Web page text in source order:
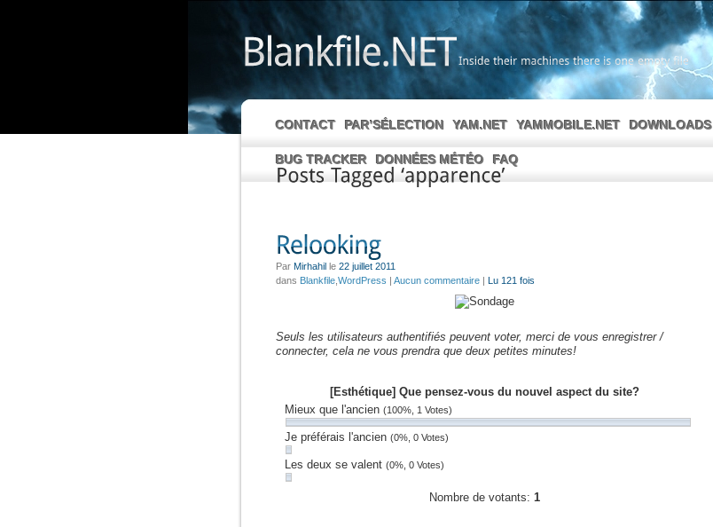
CONTACT PAR’SÉLECTION
BUG TRACKER DONNÉES MÉTÉO FAQ
YAM.NET YAMMOBILE.NET DOWNLOADS
Par Mirhahil le 22 juillet 2011
dans Blankfile WordPress | Aucun commentaire | Lu 121 fois
Seuls les utilisateurs authentifiés peuvent voter, merci de vous enregistrer /
connecter, cela ne vous prendra que deux petites minutes!
[Esthétique] Que pensez-vous du nouvel aspect du site?
Mieux que l'ancien (100%, 1 Votes)
Je préférais l'ancien (0%, 0 Votes)
Les deux se valent (0%, 0 Votes)
Nombre de votants: 1